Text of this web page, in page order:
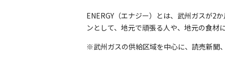
ENERGY（エナジー）とは、武州ガスが2
ンとして、地元で頑張る人や、地元の食材
※武州ガスの供給区域を中心に、読売新聞